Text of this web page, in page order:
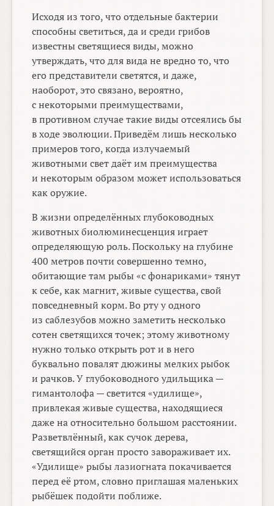
Исходя из того, что отдельные бактерии
способны светиться, да и среди грибов
известны светящиеся виды, можно
утверждать, что для вида не вредно то, что
его представители светятся, и даже,
наоборот, это связано, вероятно,
с некоторыми преимуществами,
в противном случае такие виды отсеялись бы
в ходе эволюции. Приведём лишь несколько
примеров того, когда излучаемый
животными свет даёт им преимущества
и некоторым образом может использоваться
как оружие.
В жизни определённых глубоководных
животных биолюминесценция играет
определяющую роль. Поскольку на глубине
400 метров почти совершенно темно,
обитающие там рыбы «с фонариками» тянут
к себе, как магнит, живые существа, свой
повседневный корм. Во рту у одного
из саблезубов можно заметить несколько
сотен светящихся точек; этому животному
нужно только открыть рот и в него
буквально повалят дюжины мелких рыбок
и рачков. У глубоководного удильщика —
гимантолофа — светится «удилище»,
привлекая живые существа, находящиеся
даже на относительно большом расстоянии.
Разветвлённый, как сучок дерева,
светящийся орган просто завораживает их.
«Удилище» рыбы лазиогната покачивается
перед её ртом, словно приглашая маленьких
рыбёшек подойти поближе.